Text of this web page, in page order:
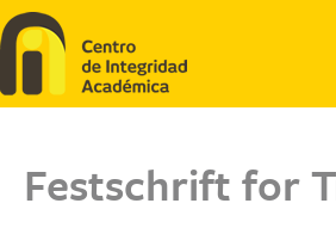
Pasar al contenido principal
Festschrift for